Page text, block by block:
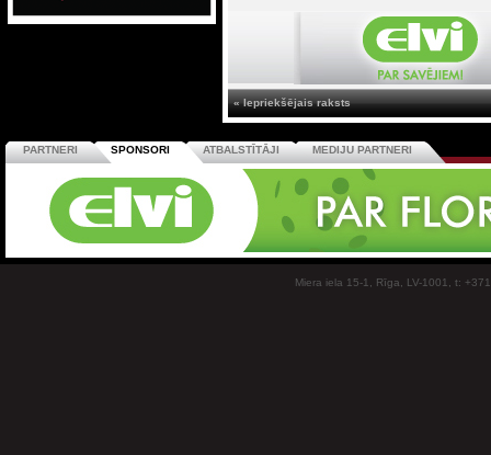
« Iepriekšējais raksts
PARTNERI SPONSORI ATBALSTĪTĀJI MEDIJU PARTNERI
Miera iela 15-1, Rīga, LV-1001, t: